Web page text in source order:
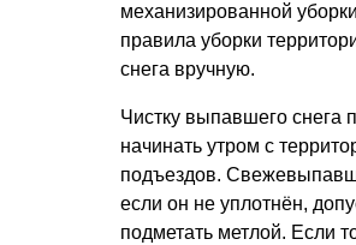
механизированной
правила уборки
снега вручную.
Чистку выпавшего снега
начинать утром с
подъездов.
если он не уплотнён,
подметать метлой. Если